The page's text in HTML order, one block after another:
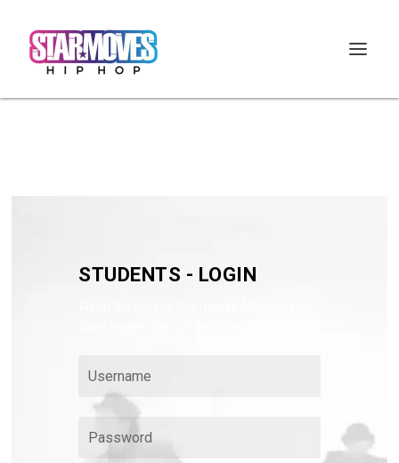
STUDENTS - LOGIN